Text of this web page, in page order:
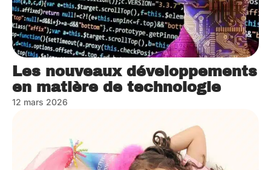
Les nouveaux développements
en matière de technologie
12 mars 2026